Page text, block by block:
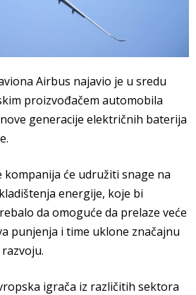
Airbus najavio je u sredu
proizvođačem automobila
generacije električnih baterija
kompanija će udružiti snage na
energije, koje bi
da omoguće da prelaze veće
punjenja i time uklone značajnu
igrača iz različitih sektora